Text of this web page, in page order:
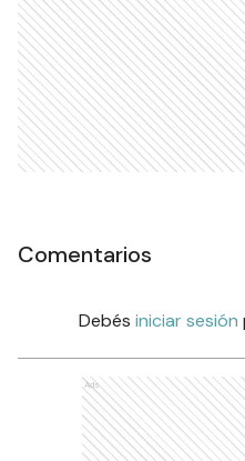
Comentarios
Debés iniciar sesión
Ads